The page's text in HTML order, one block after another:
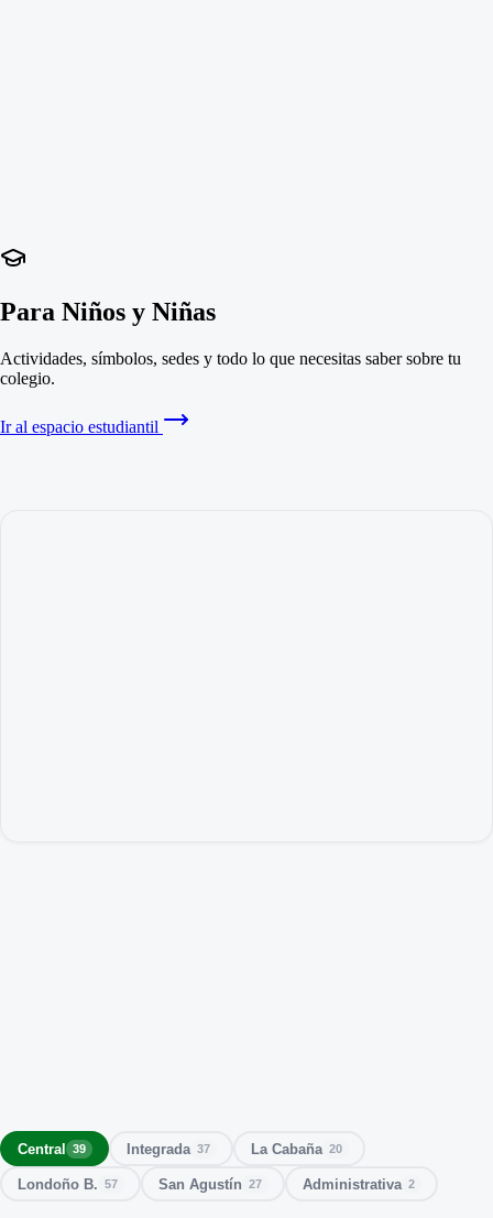
Para Niños y Niñas
Actividades, símbolos, sedes y todo lo que necesitas saber sobre tu
colegio.
Ir al espacio estudiantil
Central 39 Integrada 37 La Cabaña 20
Londoño B. 57 San Agustín 27 Administrativa 2